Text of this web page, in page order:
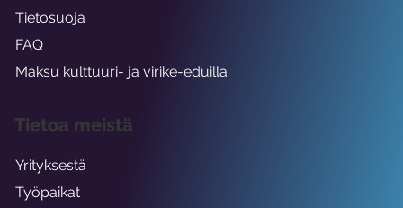
Tietosuoja
FAQ
Maksu kulttuuri- ja virike-eduilla
Tietoa meistä
Yrityksestä
Työpaikat